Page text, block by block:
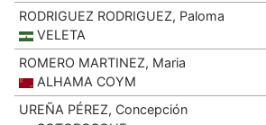
RODRIGUEZ RODRIGUEZ, Paloma
VELETA
ROMERO MARTINEZ, Maria
ALHAMA COYM
UREÑA PÉREZ, Concepción